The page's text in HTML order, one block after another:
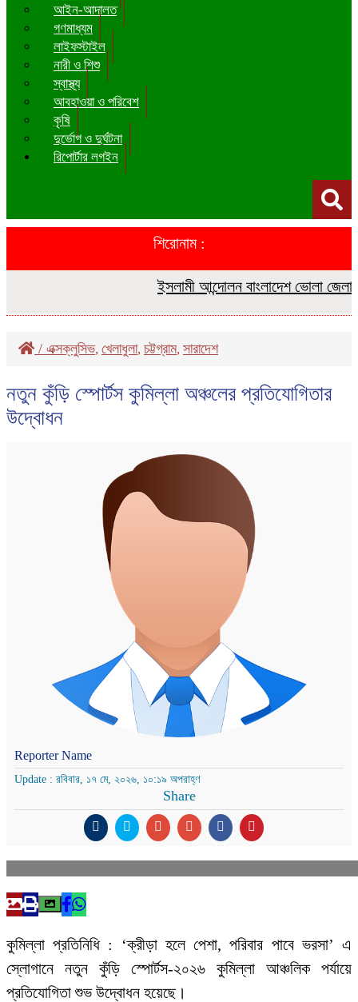
আইন-আদালত
গণমাধ্যম
লাইফস্টাইল
নারী ও শিশু
স্বাস্থ্য
আবহাওয়া ও পরিবেশ
কৃষি
দুর্ভোগ ও দুর্ঘটনা
রিপোর্টার লগইন
শিরোনাম :
ইসলামী আন্দোলন বাংলাদেশ ভোলা জেলা
/ এক্সক্লুসিভ, খেলাধুলা, চট্টগ্রাম, সারাদেশ
নতুন কুঁড়ি স্পোর্টস কুমিল্লা অঞ্চলের প্রতিযোগিতার
উদ্বোধন
Reporter Name
Update : রবিবার, ১৭ মে, ২০২৬, ১০:১৯ অপরাহ্ণ
Share
কুমিল্লা প্রতিনিধি : ‘ক্রীড়া হলে পেশা, পরিবার পাবে ভরসা’ এ
স্লোগানে নতুন কুঁড়ি স্পোর্টস-২০২৬ কুমিল্লা আঞ্চলিক পর্যায়ে
প্রতিযোগিতা শুভ উদ্বোধন হয়েছে।